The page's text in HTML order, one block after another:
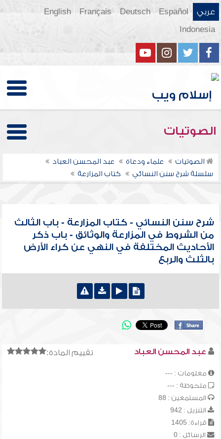
عربي Español
Deutsch
Français
English
Indonesia
الصوتيات
الصوتيات علماء ودعاة
عبد المحسن العباد
سلسلة شرح سنن النسائي
كتاب المزارعة
شرح سنن النسائي - كتاب المزارعة - باب الثالث
من الشروط في المزارعة والوثائق - باب ذكر
الأحاديث المختلفة في النهي عن كراء الأرض
بالثلث والربع
تقييم المادة: عبد المحسن العباد
معلومات : ---
ملحوظة : ---
المستمعين : 88
التنزيل : 942
قراءة: 1405
الرسائل : 0